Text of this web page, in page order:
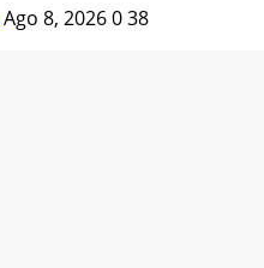
Ago 8, 2026038